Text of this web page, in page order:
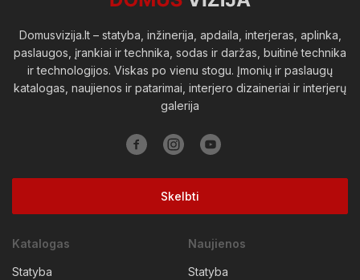
Domusvizija.lt – statyba, inžinerija, apdaila, interjeras, aplinka,
paslaugos, įrankiai ir technika, sodas ir daržas, buitinė technika
ir technologijos. Viskas po vienu stogu. Įmonių ir paslaugų
katalogas, naujienos ir patarimai, interjero dizaineriai ir interjerų
galerija
Skelbti
Katalogas
Statyba
Naujienos
Statyba